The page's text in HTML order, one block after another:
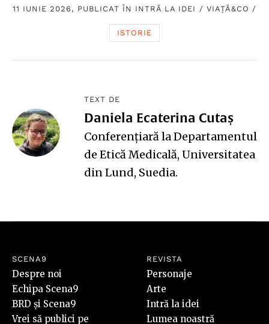
11 IUNIE 2026, PUBLICAT ÎN INTRĂ LA IDEI / VIAȚĂ&CO /
ISTORIE
TEXT DE
Daniela Ecaterina Cutaș
Conferențiară la Departamentul
de Etică Medicală, Universitatea
din Lund, Suedia.
SCENA9
Despre noi
Echipa Scena9
BRD și Scena9
Vrei să publici pe
REVISTA
Personaje
Arte
Intră la idei
Lumea noastră